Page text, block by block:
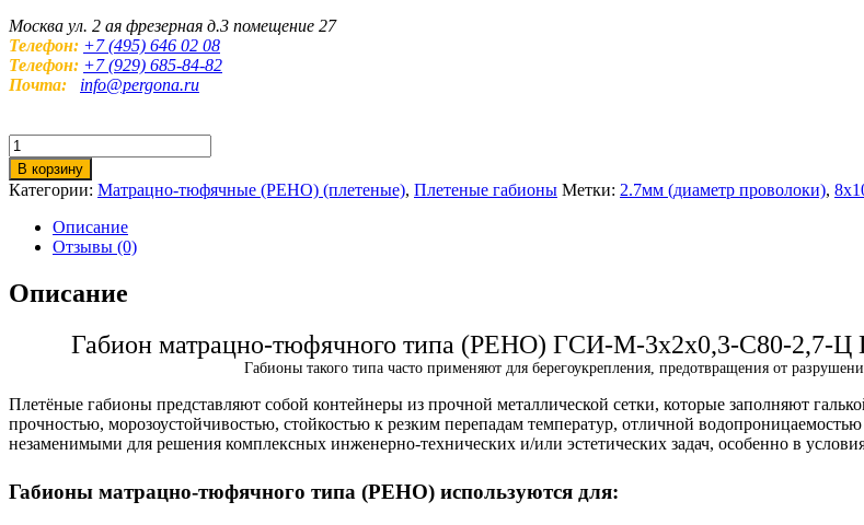
Москва ул. 2 ая фрезерная д.3 помещение 27
Телефон: +7 (495) 646 02 08
Телефон: +7 (929) 685-84-82
Почта: info@pergona.ru
Количество
товара
Матрацно-
тюфячный
габион
РЕНО
3х2х0,3-
С80-
2,7-
В корзину
Категории: Матрацно-тюфячные (РЕНО) (плетеные), Плетеные габионы Метки: 2.7мм (диаметр проволоки),
Описание
Отзывы (0)
Описание
Габион матрацно-тюфячного типа (РЕНО) ГСИ-М-3х2х0,3-С80-2,7-Ц
Габионы такого типа часто применяют для берегоукрепления, предотвращения от
Плетёные габионы представляют собой контейнеры из прочной металлической сетки, которые заполняют
прочностью, морозоустойчивостью, стойкостью к резким перепадам температур, отличной
незаменимыми для решения комплексных инженерно-технических и/или эстетических задач, особенно в
Габионы матрацно-тюфячного типа (РЕНО) используются для: